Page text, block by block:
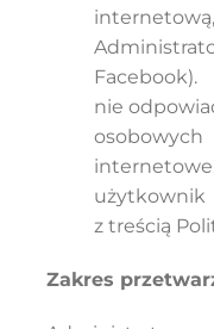
nie
z treścią
Zakres